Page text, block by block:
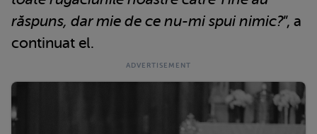
răspuns, dar mie de ce nu-mi spui nimic?”, a
continuat el.